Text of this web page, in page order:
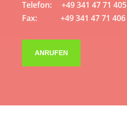
Telefon: +49 341 47 71 405
Fax: +49 341 47 71 406
ANRUFEN